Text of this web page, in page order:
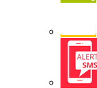
Alerte
SMS